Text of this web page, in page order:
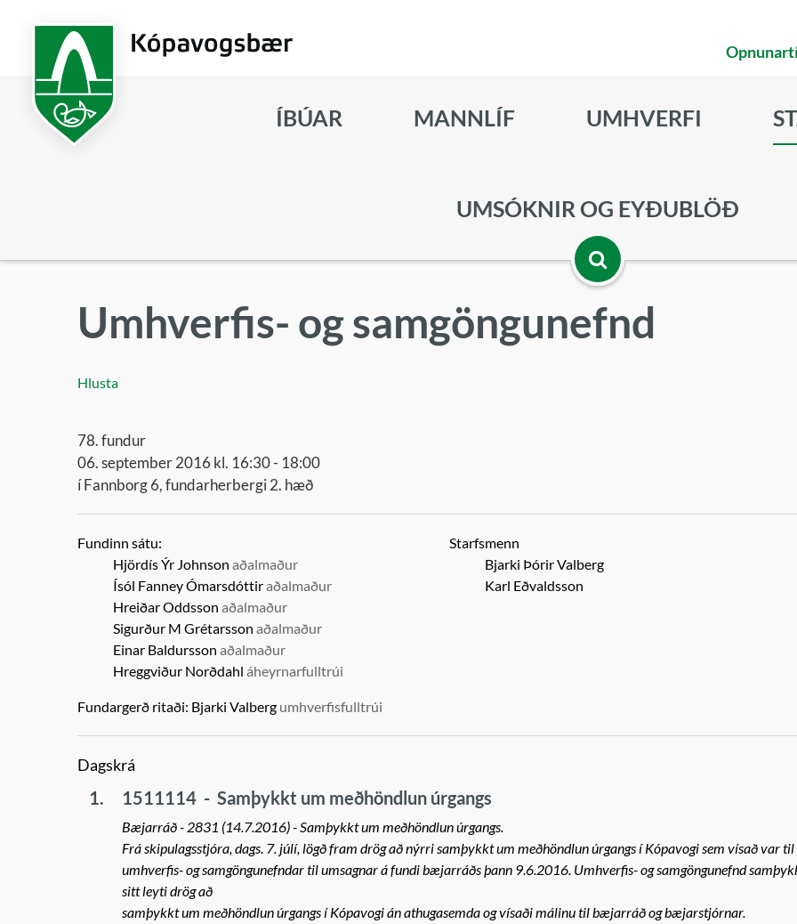
ÍBÚAR MANNLÍF UMHVERFI
UMSÓKNIR OG EYÐUBLÖÐ
Opna
leitarbox
Umhverfis- og samgöngunefnd
Hlusta
78. fundur
06. september 2016 kl. 16:30 - 18:00
í Fannborg 6, fundarherbergi 2. hæð
Fundinn sátu:
Hjördís Ýr Johnson aðalmaður
Ísól Fanney Ómarsdóttiraðalmaður
Hreiðar Oddsson aðalmaður
Sigurður M Grétarsson aðalmaður
Einar Baldursson aðalmaður
Hreggviður Norðdahl áheyrnarfulltrúi
Starfsmenn
Bjarki Þórir Valberg
Karl Eðvaldsson
Fundargerð ritaði: Bjarki Valberg umhverfisfulltrúi
Dagskrá
1. 1511114 - Samþykkt um meðhöndlun úrgangs
Bæjarráð - 2831 (14.7.2016) - Samþykkt um meðhöndlun úrgangs.
Frá skipulagsstjóra, dags. 7. júlí, lögð fram drög að nýrri samþykkt um meðhöndlun úrgangs í Kópavogi sem vísað var til
umhverfis- og samgöngunefndar til umsagnar á fundi bæjarráðs þann 9.6.2016. Umhverfis- og samgöngunefnd
sitt leyti drög að
samþykkt um meðhöndlun úrgangs í Kópavogi án athugasemda og vísaði málinu til bæjarráð og bæjarstjórnar.